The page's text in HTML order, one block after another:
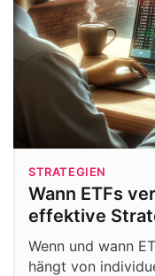
STRATEGIEN
Wann ETFs
effektive
Wenn und wann
hängt von